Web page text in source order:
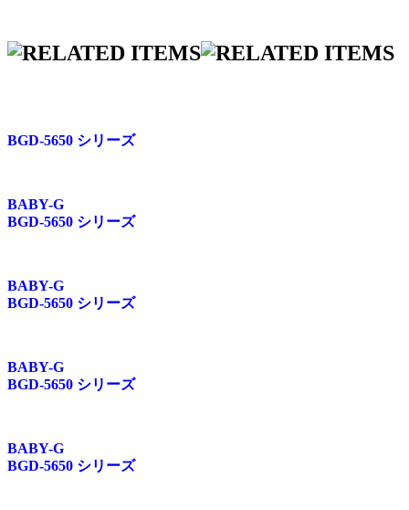
BGD-5650 シリーズ
BABY-G
BGD-5650 シリーズ
BABY-G
BGD-5650 シリーズ
BABY-G
BGD-5650 シリーズ
BABY-G
BGD-5650 シリーズ